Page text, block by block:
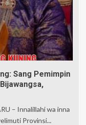
Sang Pemimpin
– Innalillahi wa inna
Provinsi...